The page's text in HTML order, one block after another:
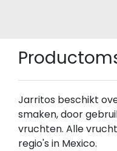
Jarritos beschikt
smaken, door
vruchten. Alle
regio's in Mexico.